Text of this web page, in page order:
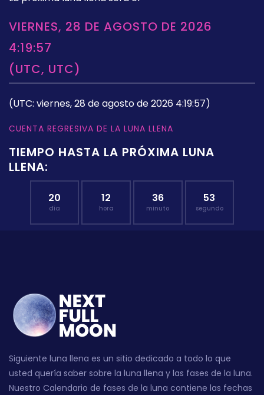
VIERNES, 28 DE AGOSTO DE 2026
4:19:57
(UTC, UTC)
(UTC: viernes, 28 de agosto de 2026 4:19:57)
CUENTA REGRESIVA DE LA LUNA LLENA
TIEMPO HASTA LA PRÓXIMA LUNA
LLENA:
20
día
12
hora
36
minuto
53
segundo
Siguiente luna llena es un sitio dedicado a todo lo que
usted quería saber sobre la luna llena y las fases de la luna.
Nuestro Calendario de fases de la luna contiene las fechas